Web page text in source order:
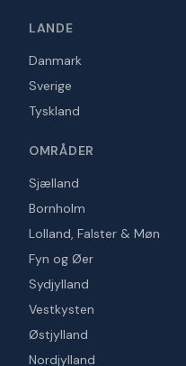
LANDE
Danmark
Sverige
Tyskland
OMRÅDER
Sjælland
Bornholm
Lolland, Falster & Møn
Fyn og Øer
Sydjylland
Vestkysten
Østjylland
Nordjylland